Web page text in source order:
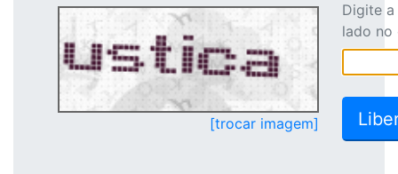
[trocar imagem]
Digite
lado no